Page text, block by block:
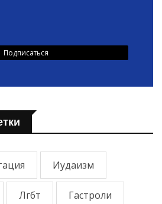
Иудаизм
Лгбт Гастроли